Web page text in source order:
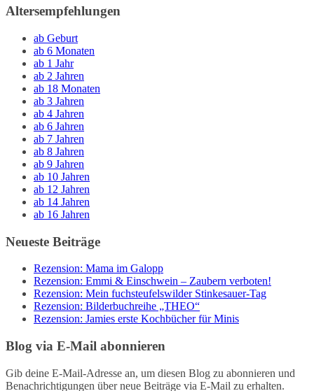
Altersempfehlungen
ab Geburt
ab 6 Monaten
ab 1 Jahr
ab 2 Jahren
ab 18 Monaten
ab 3 Jahren
ab 4 Jahren
ab 6 Jahren
ab 7 Jahren
ab 8 Jahren
ab 9 Jahren
ab 10 Jahren
ab 12 Jahren
ab 14 Jahren
ab 16 Jahren
Neueste Beiträge
Rezension: Mama im Galopp
Rezension: Emmi & Einschwein – Zaubern verboten!
Rezension: Mein fuchsteufelswilder Stinkesauer-Tag
Rezension: Bilderbuchreihe „THEO“
Rezension: Jamies erste Kochbücher für Minis
Blog via E-Mail abonnieren
Gib deine E-Mail-Adresse an, um diesen Blog zu abonnieren und
Benachrichtigungen über neue Beiträge via E-Mail zu erhalten.